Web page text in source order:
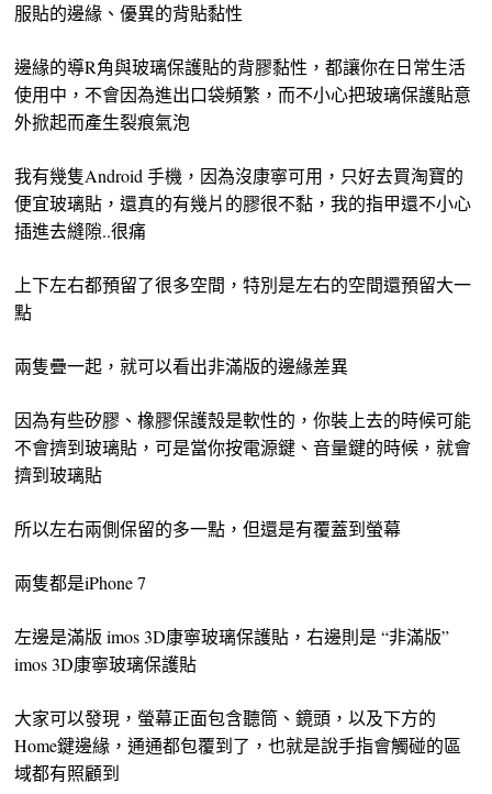
服貼的邊緣、優異的背貼黏性
邊緣的導R角與玻璃保護貼的背膠黏性，都讓你在日常生活
使用中，不會因為進出口袋頻繁，而不小心把玻璃保護貼意
外掀起而產生裂痕氣泡
我有幾隻Android 手機，因為沒康寧可用，只好去買淘寶的
便宜玻璃貼，還真的有幾片的膠很不黏，我的指甲還不小心
插進去縫隙..很痛
上下左右都預留了很多空間，特別是左右的空間還預留大一
點
兩隻疊一起，就可以看出非滿版的邊緣差異
因為有些矽膠、橡膠保護殼是軟性的，你裝上去的時候可能
不會擠到玻璃貼，可是當你按電源鍵、音量鍵的時候，就會
擠到玻璃貼
所以左右兩側保留的多一點，但還是有覆蓋到螢幕
兩隻都是iPhone 7
左邊是滿版 imos 3D康寧玻璃保護貼，右邊則是 “非滿版”
imos 3D康寧玻璃保護貼
大家可以發現，螢幕正面包含聽筒、鏡頭，以及下方的
Home鍵邊緣，通通都包覆到了，也就是說手指會觸碰的區
域都有照顧到